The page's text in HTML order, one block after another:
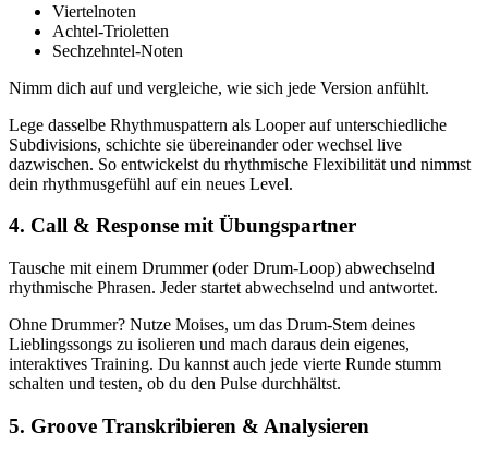
Viertelnoten
Achtel-Trioletten
Sechzehntel-Noten
Nimm dich auf und vergleiche, wie sich jede Version anfühlt.
Lege dasselbe Rhythmuspattern als Looper auf unterschiedliche
Subdivisions, schichte sie übereinander oder wechsel live
dazwischen. So entwickelst du rhythmische Flexibilität und nimmst
dein rhythmusgefühl auf ein neues Level.
4. Call & Response mit Übungspartner
Tausche mit einem Drummer (oder Drum-Loop) abwechselnd
rhythmische Phrasen. Jeder startet abwechselnd und antwortet.
Ohne Drummer? Nutze Moises, um das Drum-Stem deines
Lieblingssongs zu isolieren und mach daraus dein eigenes,
interaktives Training. Du kannst auch jede vierte Runde stumm
schalten und testen, ob du den Pulse durchhältst.
5. Groove Transkribieren & Analysieren